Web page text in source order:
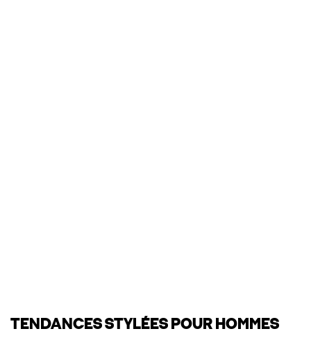
TENDANCES STYLÉES POUR HOMMES